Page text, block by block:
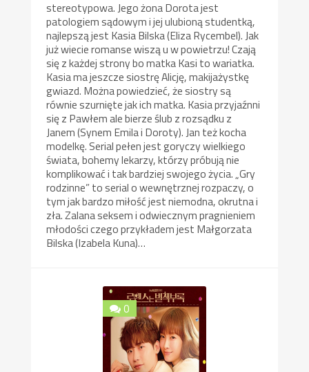
stereotypowa. Jego żona Dorota jest
patologiem sądowym i jej ulubioną studentką,
najlepszą jest Kasia Bilska (Eliza Rycembel). Jak
już wiecie romanse wiszą u w powietrzu! Czają
się z każdej strony bo matka Kasi to wariatka.
Kasia ma jeszcze siostrę Alicję, makijażystkę
gwiazd. Można powiedzieć, że siostry są
równie szurnięte jak ich matka. Kasia przyjaźnni
się z Pawłem ale bierze ślub z rozsądku z
Janem (Synem Emila i Doroty). Jan też kocha
modelkę. Serial pełen jest goryczy wielkiego
świata, bohemy lekarzy, którzy próbują nie
komplikować i tak bardziej swojego życia. „Gry
rodzinne” to serial o wewnętrznej rozpaczy, o
tym jak bardzo miłość jest niemodna, okrutna i
zła. Zalana seksem i odwiecznym pragnieniem
młodości czego przykładem jest Małgorzata
Bilska (Izabela Kuna)…
0